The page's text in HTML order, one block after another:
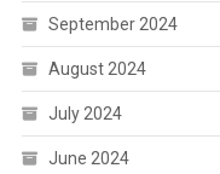
September 2024
August 2024
July 2024
June 2024